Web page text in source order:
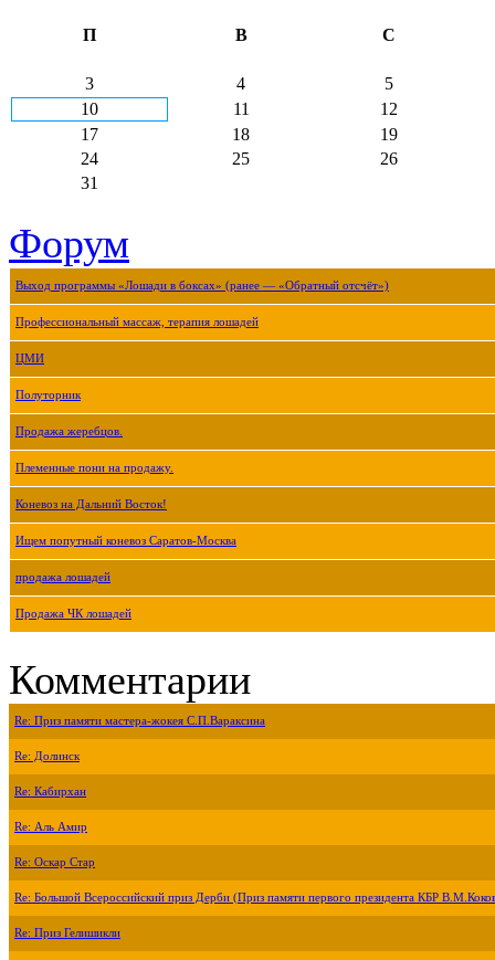
П В С
3 4
5
10
11
12
17
18
19
24
25
26
31
Форум
Выход программы «Лошади в боксах» (ранее — «Обратный отсчёт»)
Профессиональный массаж, терапия лошадей
ЦМИ
Полуторник
Продажа жеребцов.
Племенные пони на продажу.
Коневоз на Дальний Восток!
Ищем попутный коневоз Саратов-Москва
продажа лошадей
Продажа ЧК лошадей
Комментарии
Re: Приз памяти мастера-жокея С.П.Вараксина
Re: Долинск
Re: Кабирхан
Re: Аль Амир
Re: Оскар Стар
Re: Большой Всероссийский приз Дерби (Приз памяти первого президента КБР
Re: Приз Гелишикли